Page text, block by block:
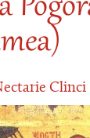
Clinci